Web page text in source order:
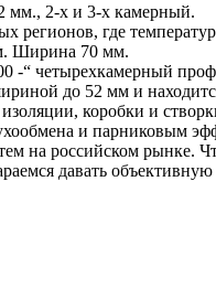
мм., 2-х и 3-х камерный.
где
Ширина 70 мм.
“ четырехкамерный
до 52 мм и
коробки и
и парниковым
на российском рынке.
давать